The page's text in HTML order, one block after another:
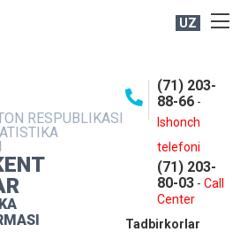
UZ
RESPUBLIKASI
(71) 203-
88-66 -
Ishonch
telefoni
(71) 203-
80-03 - Call
Center
Tadbirkorlar
NASHRLAR
XIZMATLAR
XIZMATI